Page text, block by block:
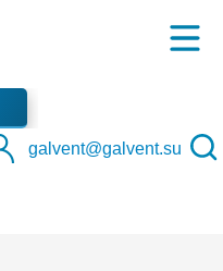
galvent@galvent.su